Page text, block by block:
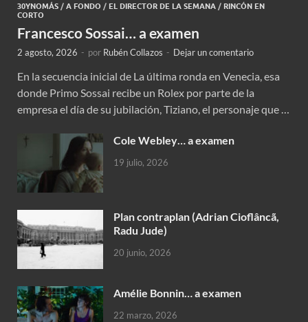
30YNOMÁS / A FONDO / EL DIRECTOR DE LA SEMANA / RINCÓN EN
CORTO
Francesco Sossai… a examen
2 agosto, 2026 - por Rubén Collazos - Dejar un comentario
En la secuencia inicial de La última ronda en Venecia, esa
donde Primo Sossai recibe un Rolex por parte de la
empresa el día de su jubilación, Tiziano, el personaje que …
Cole Webley… a examen
19 julio, 2026
Plan contraplan (Adrian Cioflâncã,
Radu Jude)
20 junio, 2026
Amélie Bonnin… a examen
22 marzo, 2026